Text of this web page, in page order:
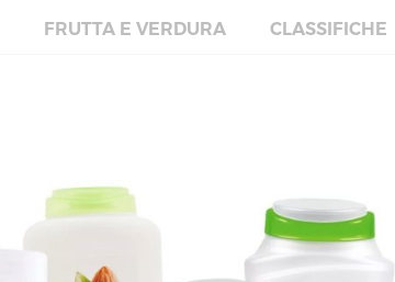
FRUTTA E VERDURA CLASSIFICHE